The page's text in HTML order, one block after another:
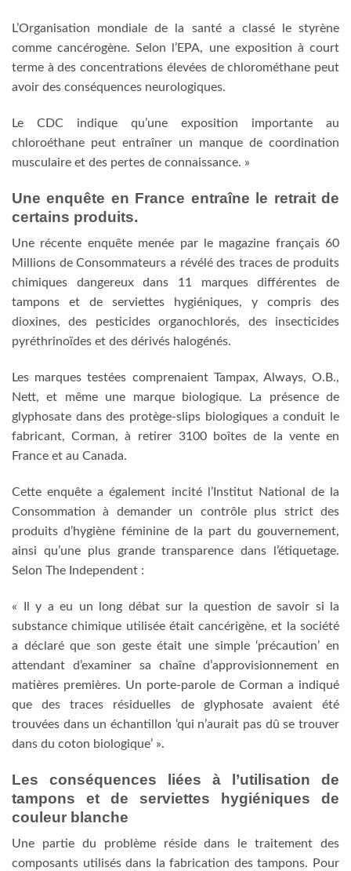
L’Organisation mondiale de la santé a classé le styrène
comme cancérogène. Selon l’EPA, une exposition à court
terme à des concentrations élevées de chlorométhane peut
avoir des conséquences neurologiques.
Le CDC indique qu’une exposition importante au
chloroéthane peut entraîner un manque de coordination
musculaire et des pertes de connaissance. »
Une enquête en France entraîne le retrait de
certains produits.
Une récente enquête menée par le magazine français 60
Millions de Consommateurs a révélé des traces de produits
chimiques dangereux dans 11 marques différentes de
tampons et de serviettes hygiéniques, y compris des
dioxines, des pesticides organochlorés, des insecticides
pyréthrinoïdes et des dérivés halogénés.
Les marques testées comprenaient Tampax, Always, O.B.,
Nett, et même une marque biologique. La présence de
glyphosate dans des protège-slips biologiques a conduit le
fabricant, Corman, à retirer 3100 boîtes de la vente en
France et au Canada.
Cette enquête a également incité l’Institut National de la
Consommation à demander un contrôle plus strict des
produits d’hygiène féminine de la part du gouvernement,
ainsi qu’une plus grande transparence dans l’étiquetage.
Selon The Independent :
« Il y a eu un long débat sur la question de savoir si la
substance chimique utilisée était cancérigène, et la société
a déclaré que son geste était une simple ‘précaution’ en
attendant d’examiner sa chaîne d’approvisionnement en
matières premières. Un porte-parole de Corman a indiqué
que des traces résiduelles de glyphosate avaient été
trouvées dans un échantillon ‘qui n’aurait pas dû se trouver
dans du coton biologique’ ».
Les conséquences liées à l’utilisation de
tampons et de serviettes hygiéniques de
couleur blanche
Une partie du problème réside dans le traitement des
composants utilisés dans la fabrication des tampons. Pour